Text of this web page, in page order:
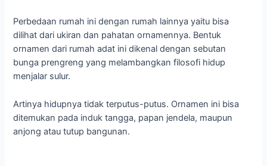
Perbedaan rumah ini dengan rumah lainnya yaitu bisa
dilihat dari ukiran dan pahatan ornamennya. Bentuk
ornamen dari rumah adat ini dikenal dengan sebutan
bunga prengreng yang melambangkan filosofi hidup
menjalar sulur.
Artinya hidupnya tidak terputus-putus. Ornamen ini bisa
ditemukan pada induk tangga, papan jendela, maupun
anjong atau tutup bangunan.